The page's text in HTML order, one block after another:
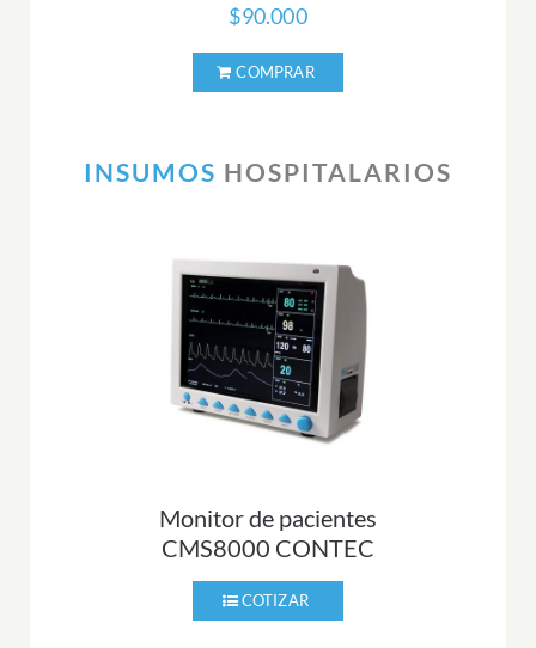
$90.000
INSUMOS HOSPITALARIOS
Monitor de pacientes
CMS8000 CONTEC